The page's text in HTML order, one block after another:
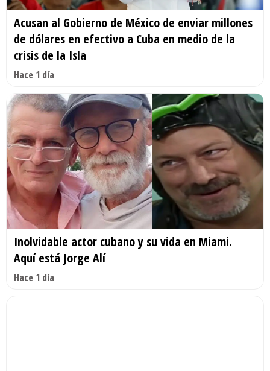
Acusan al Gobierno de México de enviar millones
de dólares en efectivo a Cuba en medio de la
crisis de la Isla
Hace 1 día
Inolvidable actor cubano y su vida en Miami.
Aquí está Jorge Alí
Hace 1 día